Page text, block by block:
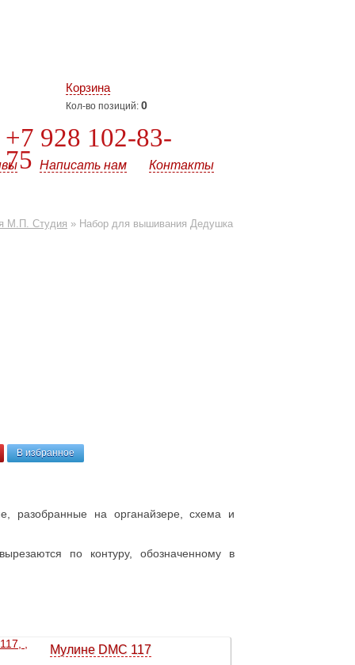
Корзина
Кол-во позиций: 0
+7 928 102-83-
75 Написать нам Контакты
М.П. Студия » Набор для вышивания Дедушка
В избранное
разобранные на органайзере, схема и
по контуру, обозначенному в
Мулине DMC 117